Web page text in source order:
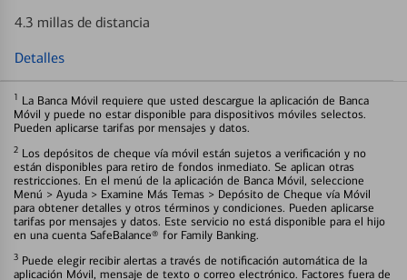
4.3 millas de distancia
Detalles
1 La Banca Móvil requiere que usted descargue la aplicación de Banca
Móvil y puede no estar disponible para dispositivos móviles selectos.
Pueden aplicarse tarifas por mensajes y datos.
2 Los depósitos de cheque vía móvil están sujetos a verificación y no
están disponibles para retiro de fondos inmediato. Se aplican otras
restricciones. En el menú de la aplicación de Banca Móvil, seleccione
Menú > Ayuda > Examine Más Temas > Depósito de Cheque vía Móvil
para obtener detalles y otros términos y condiciones. Pueden aplicarse
tarifas por mensajes y datos. Este servicio no está disponible para el hijo
en una cuenta SafeBalance® for Family Banking.
3 Puede elegir recibir alertas a través de notificación automática de la
aplicación Móvil, mensaje de texto o correo electrónico. Factores fuera de